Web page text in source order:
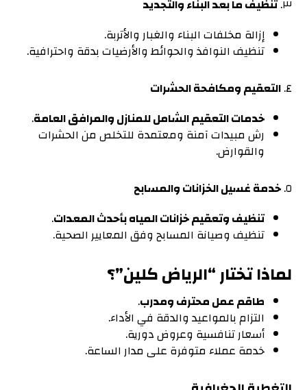
٣. تنظيف ما بعد البناء والتجديد
إزالة مخلفات البناء والغبار والأتربة.
تنظيف النوافذ والحوائط والأرضيات بدقة واحترافية.
٤. التعقيم ومكافحة الحشرات
خدمات التعقيم الشامل للمنازل والمرافق العامة.
رش مبيدات آمنة ومعتمدة للتخلص من الحشرات
والقوارض.
٥. خدمة غسيل الخزانات والمسابح
تنظيف وتعقيم خزانات المياه بأحدث المعدات.
تنظيف وصيانة المسابح وفق المعايير الصحية.
لماذا تختار “الرياض كلين”؟
طاقم عمل محترف ومدرب.
التزام بالمواعيد والدقة في الأداء.
أسعار تنافسية وعروض دورية.
خدمة عملاء متوفرة على مدار الساعة.